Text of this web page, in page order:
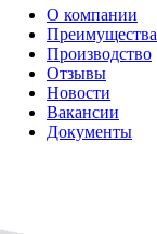
О компании
Преимущества
Производство
Отзывы
Новости
Вакансии
Документы